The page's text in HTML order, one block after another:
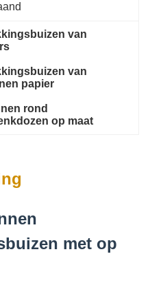
van
van
papier
rond
op maat
met op